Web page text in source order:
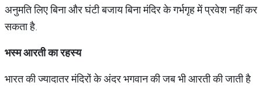
अनुमति लिए बिना और घंटी बजाय बिना मंदिर के गर्भगृह में प्रवेश नहीं कर
सकता है.
भस्मआरतीकारहस्य
भारत की ज्यादातर मंदिरों के अंदर भगवान की जब भी आरती की जाती है